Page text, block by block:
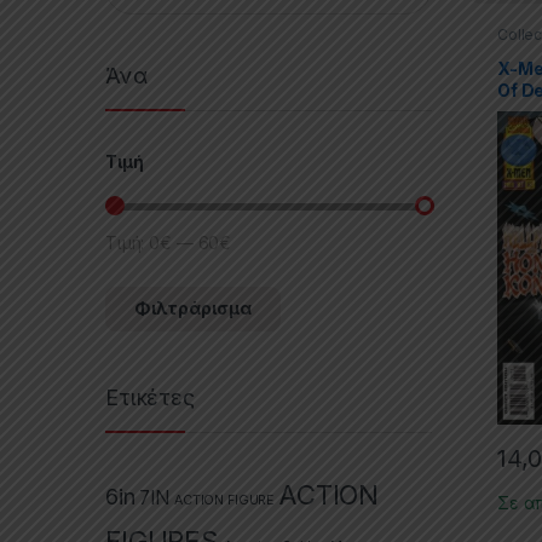
men
X-
Of
Σε
Άνα
Τιμή
Φιλτράρισμα
Τιμή: 0€ — 60€
Ετικέτες
6in 7IN ACTION FIGURE ACTION